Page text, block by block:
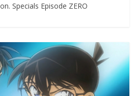
Specials Episode ZERO